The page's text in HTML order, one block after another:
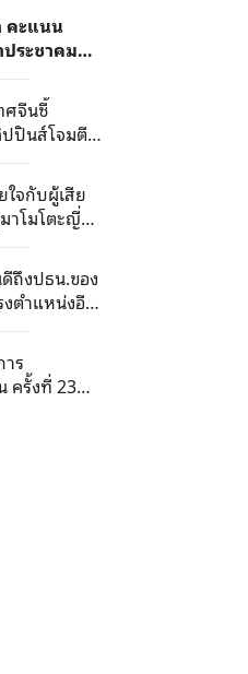
คะแนน
ระชาคม
ศจีนชี้
ปินส์โจมตี
ด็ดขาด
ใจกับผู้เสีย
โมโตะญี่ปุ่น
ามิและอาฟ
ถึงปธน.ของ
งตำแหน่งอีก
ร
ครั้งที่ 23